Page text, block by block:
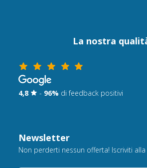
La nostra
4,8 - 96% di feedback positivi
Newsletter
Non perderti nessun offerta! Iscriviti